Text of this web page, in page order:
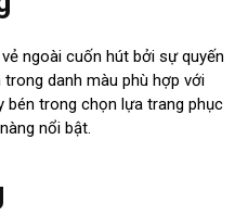
ngoài cuốn hút bởi sự quyến
trong danh màu phù hợp với
bén trong chọn lựa trang phục
nổi bật.